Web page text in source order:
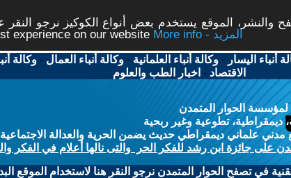
والنشر، الموقع يستخدم بعض أنواع الكوكيز نرجو
experience on our website
More info - المزيد
أنباء اليسار -وكالة أنباء العلمانية -وكالة أنباء العمال -وكالة
الاقتصاد - اخبار الطب والعلوم
لمؤسسة الحوار المتمدن
ديمقراطية، تطوعية وغير ربحية
علماني ديمقراطي حديث يضمن الحرية والعدالة الاجتماعية
على جائزة ابن رشد للفكر الحر والتى نالها أعلام في الفكر
في تصفح الحوار المتمدن نرجو النقر هنا لاستخدام الموقع